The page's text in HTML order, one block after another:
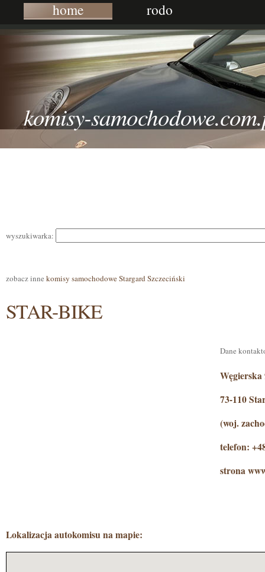
home rodo
komisy-
wyszukiwarka:
zobacz inne komisy samochodowe Stargard Szczeciński
STAR-BIKE
Dane
Węgierska
73-110
(woj.
telefon:
strona
Lokalizacja autokomisu na mapie: